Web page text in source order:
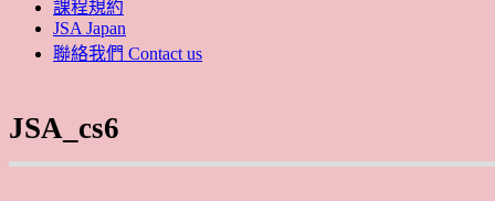
課程規約
JSA Japan
聯絡我們 Contact us
JSA_cs6